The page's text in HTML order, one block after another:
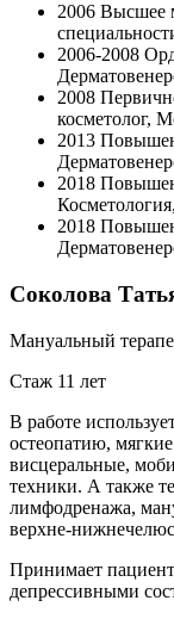
2006 Высшее
2006-2008
2008
косметолог,
2013
2018
2018
Соколова
Мануальный
Стаж 11 лет
В работе
остеопатию,
висцеральные,
техники. А также
лимфодренажа,
верхне-
Принимает
депрессивными